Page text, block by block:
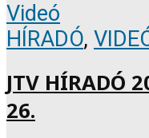
Videó
HÍRADÓ,
JTV HÍRADÓ
26.